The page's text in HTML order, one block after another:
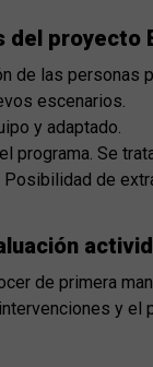
del proyecto
de las personas
escenarios.
y adaptado.
programa. Se
Posibilidad de
de primera
y